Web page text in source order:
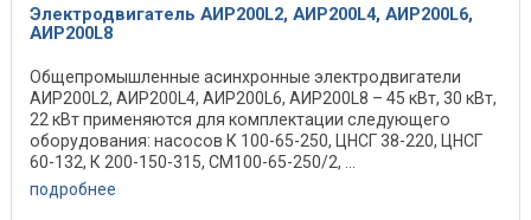
Электродвигатель АИР200L2, АИР200L4, АИР200L6,
АИР200L8
Общепромышленные асинхронные электродвигатели
АИР200L2, АИР200L4, АИР200L6, АИР200L8 – 45 кВт, 30 кВт,
22 кВт применяются для комплектации следующего
оборудования: насосов К 100-65-250, ЦНСГ 38-220, ЦНСГ
60-132, К 200-150-315, СМ100-65-250/2, ...
подробнее